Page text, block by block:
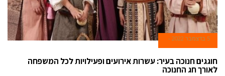
5 בדצמבר 2022
חוגגים חנוכה בעיר: עשרות אירועים ופעילויות לכל המשפחה
לאורך חג החנוכה